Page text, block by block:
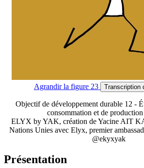
Agrandirla figure 23 Transcription
Objectif de développement durable 12 -
consommation et de
ELYX by YAK, création de Yacine AIT
Nations Unies avec Elyx, premier
@ekyxyak
Présentation